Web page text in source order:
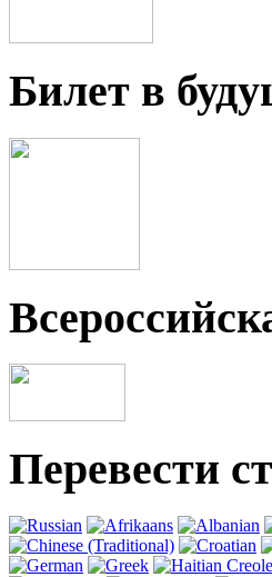
Билет в
Перевести